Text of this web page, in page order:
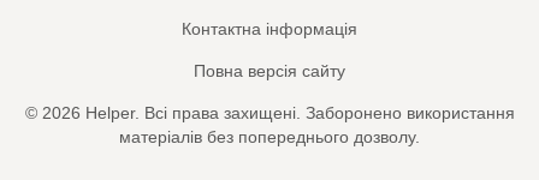
Контактна інформація
Повна версія сайту
© 2026 Helper. Всі права захищені. Заборонено використання
матеріалів без попереднього дозволу.